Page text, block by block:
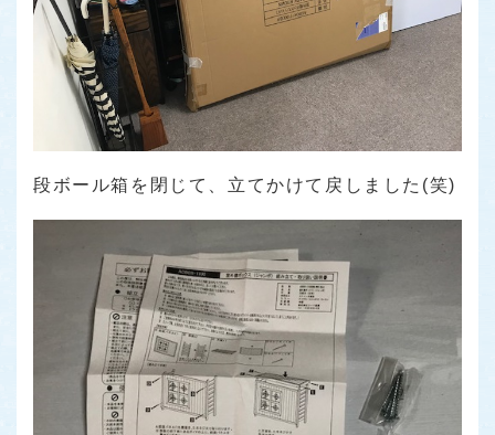
段ボール箱を閉じて、立てかけて戻しました(笑)